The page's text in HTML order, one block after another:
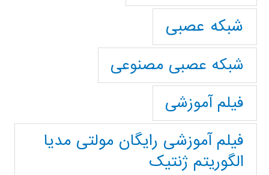
شبکه عصبی
شبکه عصبی مصنوعی
فیلم آموزشی
فیلم آموزشی رایگان مولتی مدیا
الگوریتم ژنتیک